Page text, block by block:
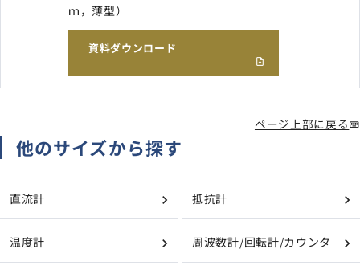
ｍ，薄型）
資料ダウンロード
ページ上部に戻る
他のサイズから探す
直流計 抵抗計
温度計 周波数計/回転計/カウンタ